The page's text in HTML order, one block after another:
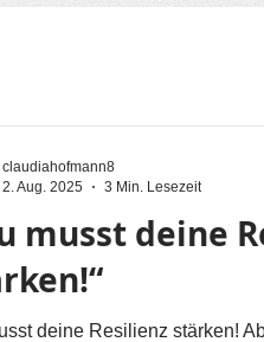
musst deine
deine Resilienz stärken!
claudiahofmann8
2. Aug. 2025
3 Min. Lesezeit